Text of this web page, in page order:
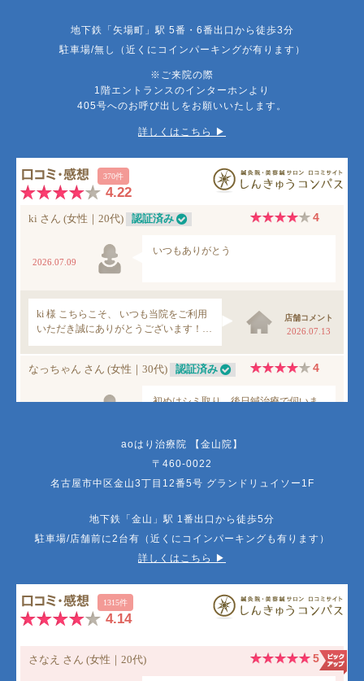
地下鉄「矢場町」駅 5番・6番出口から徒歩3分
駐車場/無し（近くにコインパーキングが有ります）
※ご来院の際
1階エントランスのインターホンより
405号へのお呼び出しをお願いいたします。
詳しくはこちら ▶︎
aoはり治療院 【金山院】
〒460-0022
名古屋市中区金山3丁目12番5号 グランドリュイソー1F
地下鉄「金山」駅 1番出口から徒歩5分
駐車場/店舗前に2台有（近くにコインパーキングも有ります）
詳しくはこちら ▶︎